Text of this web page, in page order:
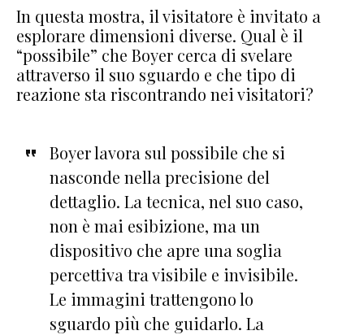
In questa mostra, il visitatore è invitato a
esplorare dimensioni diverse. Qual è il
“possibile” che Boyer cerca di svelare
attraverso il suo sguardo e che tipo di
reazione sta riscontrando nei visitatori?
Boyer lavora sul possibile che si
nasconde nella precisione del
dettaglio. La tecnica, nel suo caso,
non è mai esibizione, ma un
dispositivo che apre una soglia
percettiva tra visibile e invisibile.
Le immagini trattengono lo
sguardo più che guidarlo. La